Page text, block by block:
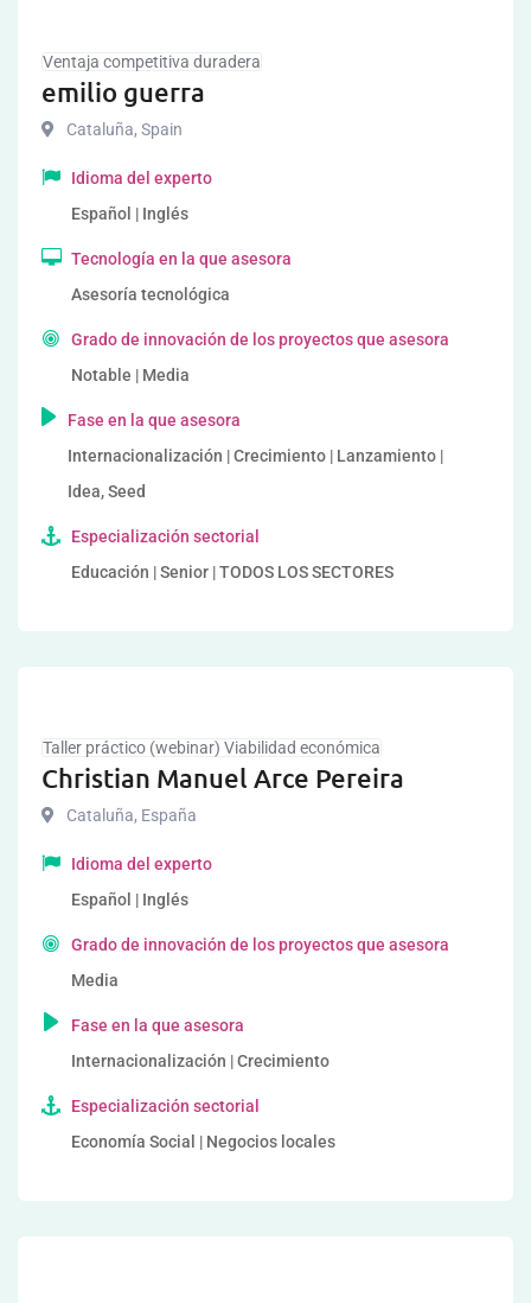
Ventaja competitiva duradera
emilio guerra
Cataluña, Spain
Idioma del experto
Español | Inglés
Tecnología en la que asesora
Asesoría tecnológica
Grado de innovación de los proyectos que asesora
Notable | Media
Fase en la que asesora
Internacionalización | Crecimiento | Lanzamiento |
Idea, Seed
Especialización sectorial
Educación | Senior | TODOS LOS SECTORES
Taller práctico (webinar) Viabilidad económica
Christian Manuel Arce Pereira
Cataluña, España
Idioma del experto
Español | Inglés
Grado de innovación de los proyectos que asesora
Media
Fase en la que asesora
Internacionalización | Crecimiento
Especialización sectorial
Economía Social | Negocios locales